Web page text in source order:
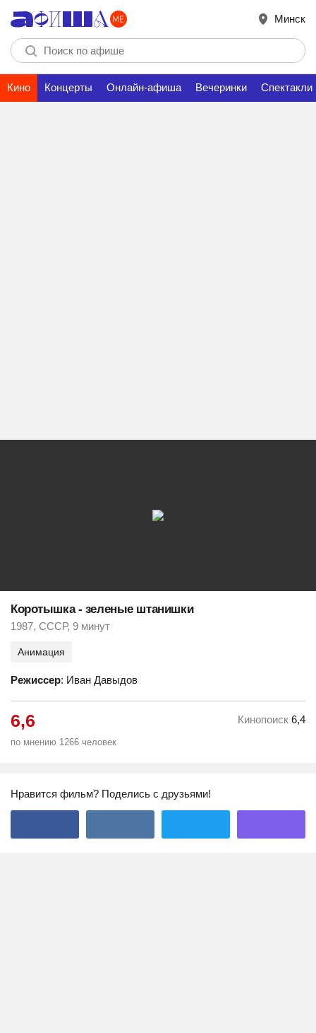
Минск
Кино Концерты Онлайн-афиша Вечеринки Спектакли
Коротышка - зеленые штанишки
1987, СССР, 9 минут
Анимация
Режиссер: Иван Давыдов
6,6
по мнению 1266 человек
Кинопоиск 6,4
Нравится фильм? Поделись с друзьями!